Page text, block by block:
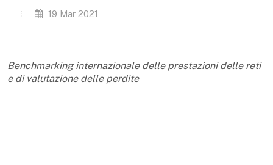
19 Mar 2021
Benchmarking internazionale delle prestazioni delle reti
e di valutazione delle perdite